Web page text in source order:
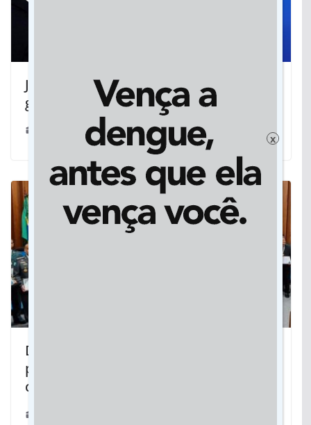
Justiça suspende campanha do
governo contra isolamento social
Deputado Caravina homenageia
profissionais da Segurança Pública
com Medalha Adib Massad
x